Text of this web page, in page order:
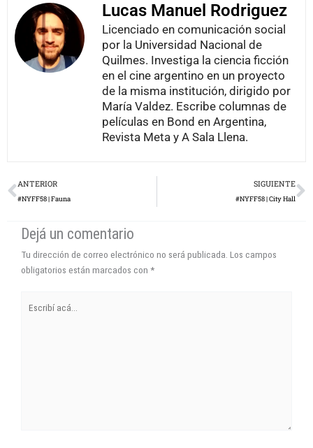
Lucas Manuel Rodriguez
Licenciado en comunicación social
por la Universidad Nacional de
Quilmes. Investiga la ciencia ficción
en el cine argentino en un proyecto
de la misma institución, dirigido por
María Valdez. Escribe columnas de
películas en Bond en Argentina,
Revista Meta y A Sala Llena.
Prev
ANTERIOR
#NYFF58 | Fauna
SIGUIENTE
#NYFF58 | City Hall
Dejá un comentario
Tu dirección de correo electrónico no será publicada. Los campos
obligatorios están marcados con *
acá...